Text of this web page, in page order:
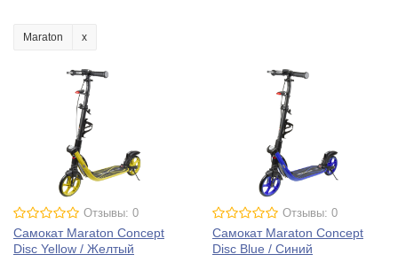
Maraton
Отзывы: 0
Самокат Maraton Concept
Disc Yellow / Желтый
Отзывы: 0
Самокат Maraton Concept
Disc Blue / Синий